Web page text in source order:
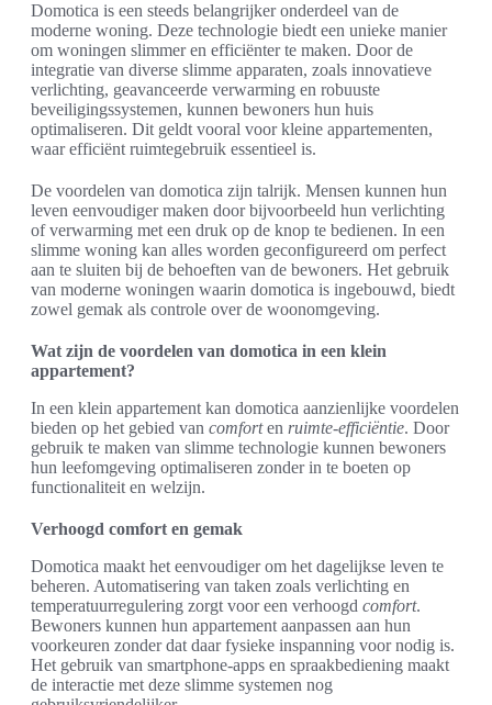
Domotica is een steeds belangrijker onderdeel van de
moderne woning. Deze technologie biedt een unieke manier
om woningen slimmer en efficiënter te maken. Door de
integratie van diverse slimme apparaten, zoals innovatieve
verlichting, geavanceerde verwarming en robuuste
beveiligingssystemen, kunnen bewoners hun huis
optimaliseren. Dit geldt vooral voor kleine appartementen,
waar efficiënt ruimtegebruik essentieel is.
De voordelen van domotica zijn talrijk. Mensen kunnen hun
leven eenvoudiger maken door bijvoorbeeld hun verlichting
of verwarming met een druk op de knop te bedienen. In een
slimme woning kan alles worden geconfigureerd om perfect
aan te sluiten bij de behoeften van de bewoners. Het gebruik
van moderne woningen waarin domotica is ingebouwd, biedt
zowel gemak als controle over de woonomgeving.
Wat zijn de voordelen van domotica in een klein
appartement?
In een klein appartement kan domotica aanzienlijke voordelen
bieden op het gebied van comforten ruimte-efficiëntie. Door
gebruik te maken van slimme technologie kunnen bewoners
hun leefomgeving optimaliseren zonder in te boeten op
functionaliteit en welzijn.
Verhoogd comfort en gemak
Domotica maakt het eenvoudiger om het dagelijkse leven te
beheren. Automatisering van taken zoals verlichting en
temperatuurregulering zorgt voor een verhoogd comfort.
Bewoners kunnen hun appartement aanpassen aan hun
voorkeuren zonder dat daar fysieke inspanning voor nodig is.
Het gebruik van smartphone-apps en spraakbediening maakt
de interactie met deze slimme systemen nog